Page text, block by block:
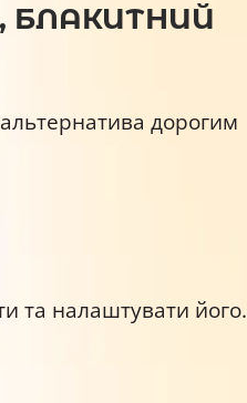
БЛАКИТНИЙ
дорогим
та налаштувати його.